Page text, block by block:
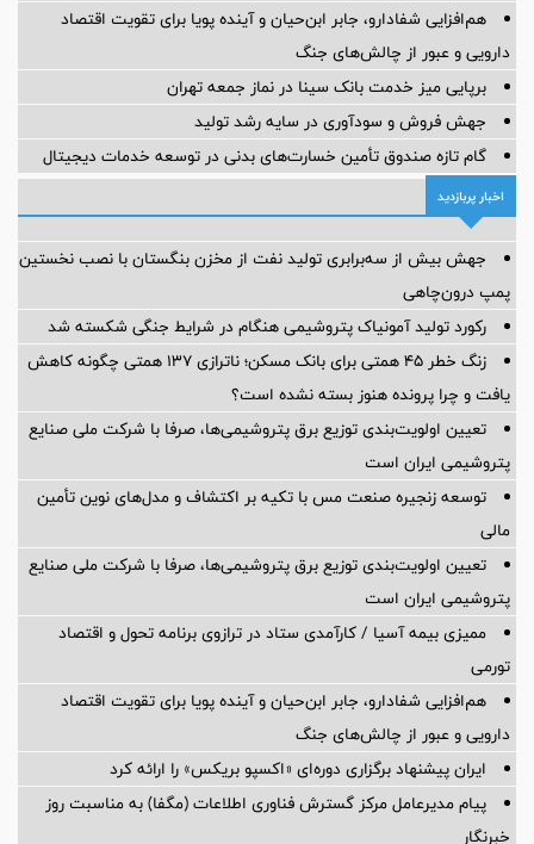
هم‌افزایی شفادارو، جابر ابن‌حیان و آینده پویا برای تقویت اقتصاد
دارویی و عبور از چالش‌های جنگ
برپایی میز خدمت بانک سینا در نماز جمعه تهران
جهش فروش و سودآوری در سایه رشد تولید
گام تازه صندوق تأمین خسارت‌های بدنی در توسعه خدمات دیجیتال
اخبار پربازدید
جهش بیش از سه‌برابری تولید نفت از مخزن بنگستان با نصب نخستین
پمپ درون‌چاهی
رکورد تولید آمونیاک پتروشیمی هنگام در شرایط جنگی شکسته شد
زنگ خطر ۴۵ همتی برای بانک مسکن؛ ناترازی ۱۳۷ همتی چگونه کاهش
یافت و چرا پرونده هنوز بسته نشده است؟
تعیین اولویت‌بندی توزیع برق پتروشیمی‌ها، صرفا با شرکت ملی صنایع
پتروشیمی ایران است
توسعه زنجیره صنعت مس با تکیه بر اکتشاف و مدل‌های نوین تأمین
مالی
تعیین اولویت‌بندی توزیع برق پتروشیمی‌ها، صرفا با شرکت ملی صنایع
پتروشیمی ایران است
ممیزی بیمه آسیا / کارآمدی ستاد در ترازوی برنامه تحول و اقتصاد
تورمی
هم‌افزایی شفادارو، جابر ابن‌حیان و آینده پویا برای تقویت اقتصاد
دارویی و عبور از چالش‌های جنگ
ایران پیشنهاد برگزاری دوره‌ای «اکسپو بریکس» را ارائه کرد
پیام مدیرعامل مرکز گسترش فناوری اطلاعات (مگفا) به مناسبت روز
خبرنگار